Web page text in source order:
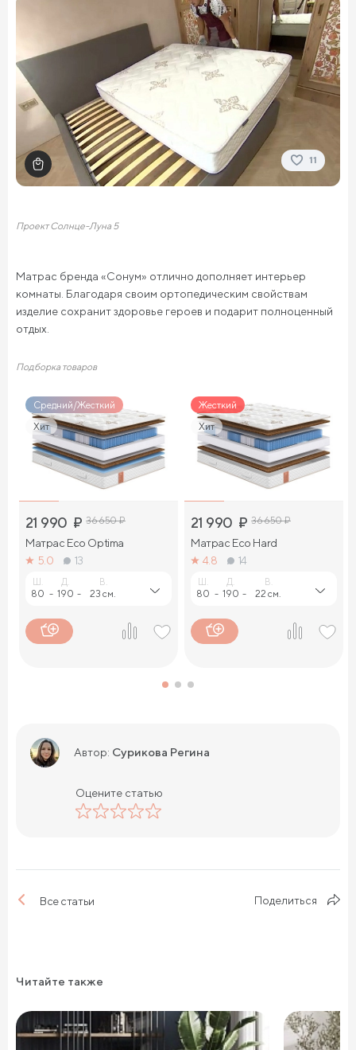
11
Проект Солнце-Луна 5
Матрас бренда «Сонум» отлично дополняет интерьер
комнаты. Благодаря своим ортопедическим свойствам
изделие сохранит здоровье героев и подарит полноценный
отдых.
Подборка товаров
Средний/Жесткий
Хит
21 990 ₽ 36 650₽
Матрас Eco Optima
5.0
13
Ш.
80 -
Д.
190 -
В.
23 см.
Жесткий
Хит
21 990 ₽ 36 650₽
Матрас Eco Hard
4.8
14
Ш.
80 -
Д.
190 -
В.
22 см.
Автор: Сурикова Регина
Оцените статью
Все статьи Поделиться
Читайте также